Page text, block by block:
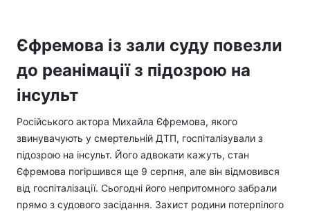
Єфремова із зали суду повезли
до реанімації з підозрою на
інсульт
Російського актора Михайла Єфремова, якого
звинувачують у смертельній ДТП, госпіталізували з
підозрою на інсульт. Його адвокати кажуть, стан
Єфремова погіршився ще 9 серпня, але він відмовився
від госпіталізації. Сьогодні його непритомного забрали
прямо з судового засідання. Захист родини потерпілого